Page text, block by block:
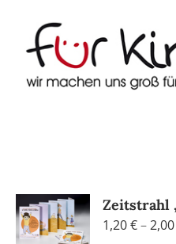
content
Zeitstrahl
1,20€–